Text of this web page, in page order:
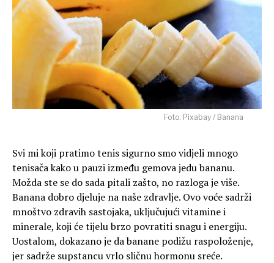
Foto: Pixabay / Banana
Svi mi koji pratimo tenis sigurno smo vidjeli mnogo
tenisača kako u pauzi između gemova jedu bananu.
Možda ste se do sada pitali zašto, no razloga je više.
Banana dobro djeluje na naše zdravlje. Ovo voće sadrži
mnoštvo zdravih sastojaka, uključujući vitamine i
minerale, koji će tijelu brzo povratiti snagu i energiju.
Uostalom, dokazano je da banane podižu raspoloženje,
jer sadrže supstancu vrlo sličnu hormonu sreće.